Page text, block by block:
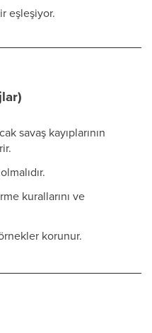
eşleşiyor.
savaş kayıplarının
kurallarını ve
korunur.